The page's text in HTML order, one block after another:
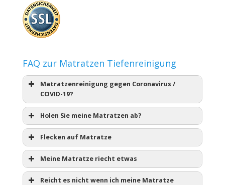
FAQ zur Matratzen Tiefenreinigung
Matratzenreinigung gegen Coronavirus /
COVID-19?
Holen Sie meine Matratzen ab?
Flecken auf Matratze
Meine Matratze riecht etwas
Reicht es nicht wenn ich meine Matratze